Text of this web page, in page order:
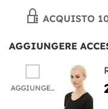
ACQUISTO
AGGIUNGERE
AGGIUNGERE